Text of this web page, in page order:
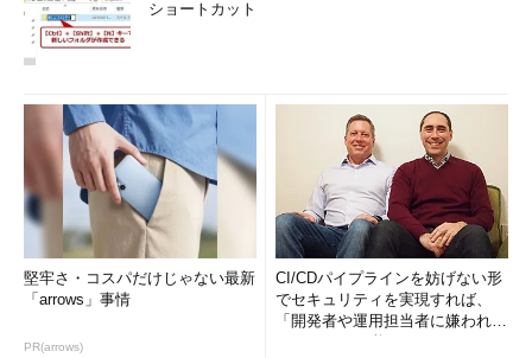
ショートカット
堅牢さ・コスパだけじゃない最新
「arrows」事情
PR(arrows)
CI/CDパイプラインを妨げない形
でセキュリティを実現すれば、
「開発者や運用担当者に嫌われな